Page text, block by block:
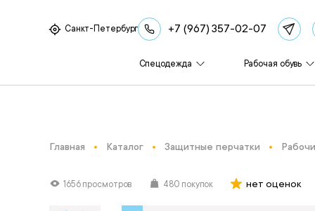
Санкт-Петербург +7 (967) 357-02-07
Спецодежда Рабочая обувь
Главная Каталог Защитные перчатки
1656 просмотров 480 покупок нет оценок